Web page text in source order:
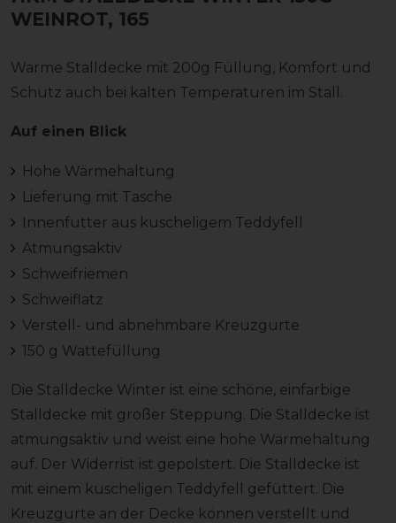
WEINROT, 165
Warme Stalldecke mit 200g Füllung, Komfort und
Schutz auch bei kalten Temperaturen im Stall.
Auf einen Blick
Hohe Wärmehaltung
Lieferung mit Tasche
Innenfutter aus kuscheligem Teddyfell
Atmungsaktiv
Schweifriemen
Schweiflatz
Verstell- und abnehmbare Kreuzgurte
150 g Wattefüllung
Die Stalldecke Winter ist eine schöne, einfarbige
Stalldecke mit großer Steppung. Die Stalldecke ist
atmungsaktiv und weist eine hohe Wärmehaltung
auf. Der Widerrist ist gepolstert. Die Stalldecke ist
mit einem kuscheligen Teddyfell gefüttert. Die
Kreuzgurte an der Decke können verstellt und